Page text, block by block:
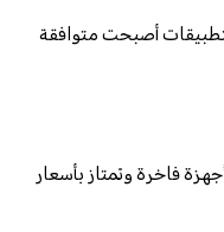
أصبحت متوافقة
فاخرة وتمتاز بأسعار